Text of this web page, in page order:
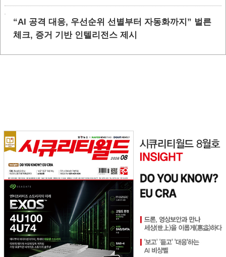
“AI 공격 대응, 우선순위 선별부터 자동화까지” 벌른
체크, 증거 기반 인텔리전스 제시